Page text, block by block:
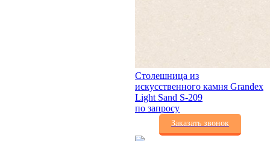
Столешница из
искусственного камня Grandex
Light Sand S-209
по запросу
Заказать звонок